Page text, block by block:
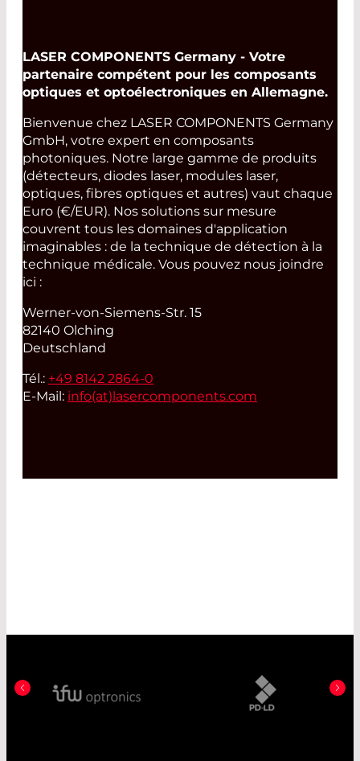
LASER COMPONENTS Germany - Votre
partenaire compétent pour les composants
optiques et optoélectroniques en Allemagne.
Bienvenue chez LASER COMPONENTS Germany
GmbH, votre expert en composants
photoniques. Notre large gamme de produits
(détecteurs, diodes laser, modules laser,
optiques, fibres optiques et autres) vaut chaque
Euro (€/EUR). Nos solutions sur mesure
couvrent tous les domaines d'application
imaginables : de la technique de détection à la
technique médicale. Vous pouvez nous joindre
ici :
Werner-von-Siemens-Str. 15
82140 Olching
Deutschland
Tél.: +49 8142 2864-0
E-Mail: info(at) lasercomponents.com